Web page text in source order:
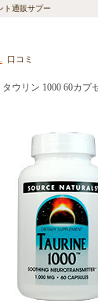
ト通販サプー
口コミ
タウリン 1000 60カプ